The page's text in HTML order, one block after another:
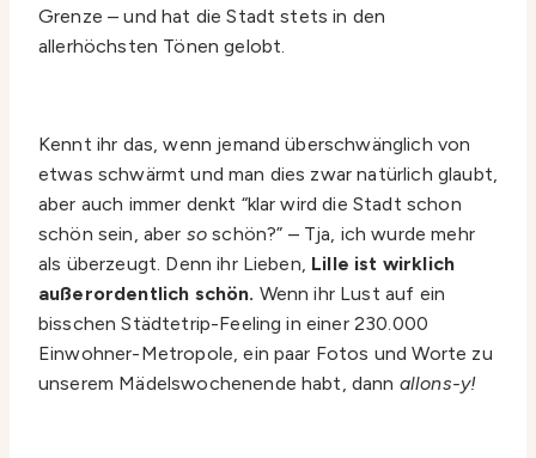
Grenze – und hat die Stadt stets in den
allerhöchsten Tönen gelobt.
Kennt ihr das, wenn jemand überschwänglich von
etwas schwärmt und man dies zwar natürlich glaubt,
aber auch immer denkt “klar wird die Stadt schon
schön sein, aber so schön?” – Tja, ich wurde mehr
als überzeugt. Denn ihr Lieben, Lille ist wirklich
außerordentlich schön. Wenn ihr Lust auf ein
bisschen Städtetrip-Feeling in einer 230.000
Einwohner-Metropole, ein paar Fotos und Worte zu
unserem Mädelswochenende habt, dann allons-y!